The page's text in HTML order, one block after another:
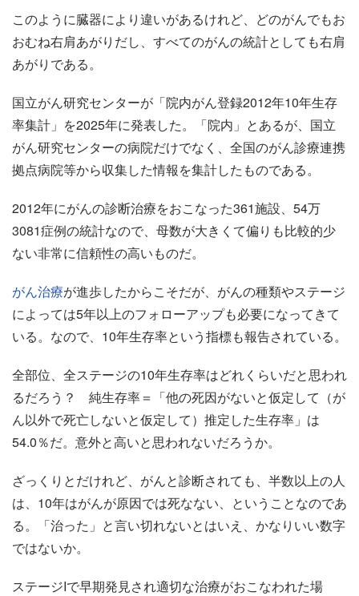
このように臓器により違いがあるけれど、どのがんでもお
おむね右肩あがりだし、すべてのがんの統計としても右肩
あがりである。
国立がん研究センターが「院内がん登録2012年10年生存
率集計」を2025年に発表した。「院内」とあるが、国立
がん研究センターの病院だけでなく、全国のがん診療連携
拠点病院等から収集した情報を集計したものである。
2012年にがんの診断治療をおこなった361施設、54万
3081症例の統計なので、母数が大きくて偏りも比較的少
ない非常に信頼性の高いものだ。
がん治療が進歩したからこそだが、がんの種類やステージ
によっては5年以上のフォローアップも必要になってきて
いる。なので、10年生存率という指標も報告されている。
全部位、全ステージの10年生存率はどれくらいだと思われ
るだろう？ 純生存率＝「他の死因がないと仮定して（が
ん以外で死亡しないと仮定して）推定した生存率」は
54.0％だ。意外と高いと思われないだろうか。
ざっくりとだけれど、がんと診断されても、半数以上の人
は、10年はがんが原因では死なない、ということなのであ
る。「治った」と言い切れないとはいえ、かなりいい数字
ではないか。
ステージIで早期発見され適切な治療がおこなわれた場